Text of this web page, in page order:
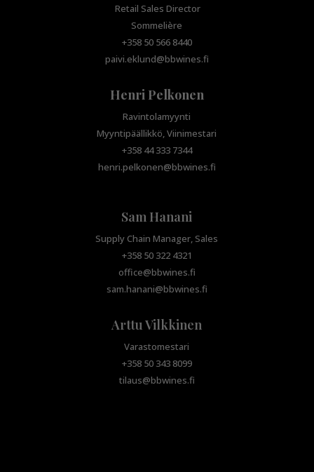
Retail Sales Director
Sommelière
+358 50 566 8440
paivi.eklund@bbwines.fi
Henri Pelkonen
Ravintolamyynti
Myyntipäällikkö, Viinimestari
+358 44 333 7344
henri.pelkonen@bbwines.fi
Sam Hanani
Supply Chain Manager, Sales
+358 50 322 4321
office@bbwines.fi
sam.hanani@bbwines.fi
Arttu Vilkkinen
Varastomestari
+358 50 343 8099
tilaus@bbwines.fi